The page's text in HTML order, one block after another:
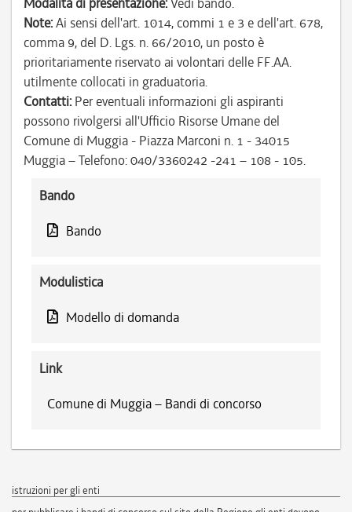
Note:Ai sensi dell'art. 1014, commi 1 e 3 e dell'art. 678,
comma 9, del D. Lgs. n. 66/2010, un posto è
prioritariamente riservato ai volontari delle FF.AA.
utilmente collocati in graduatoria.
Contatti: Per eventuali informazioni gli aspiranti
possono rivolgersi all'Ufficio Risorse Umane del
Comune di Muggia - Piazza Marconi n. 1 - 34015
Muggia – Telefono: 040/3360242 -241 – 108 - 105.
Bando
Bando
Modulistica
Modello di domanda
Link
Comune di Muggia – Bandi di concorso
istruzioni per gli enti